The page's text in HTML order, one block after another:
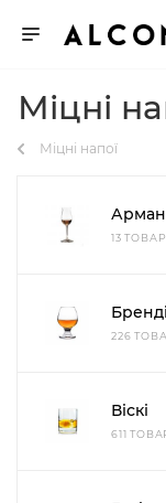
Міцні
Міцні напої
13
Бренді
226
Віскі
611